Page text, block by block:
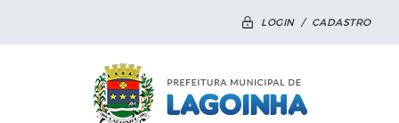
LOGIN / CADASTRO